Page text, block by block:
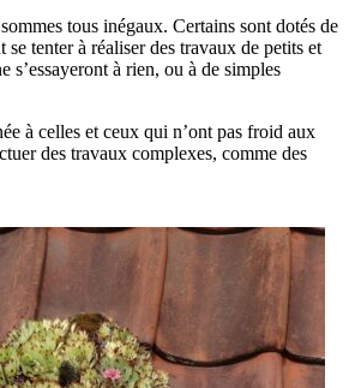
tous inégaux. Certains sont dotés de
se tenter à réaliser des travaux de petits et
s’essayeront à rien, ou à de simples
à celles et ceux qui n’ont pas froid aux
des travaux complexes, comme des